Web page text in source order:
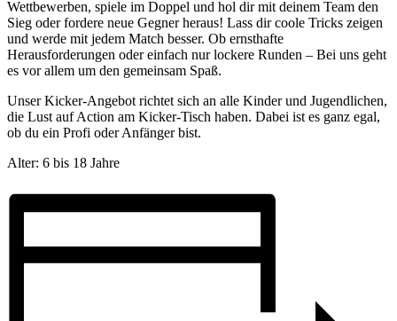
Wettbewerben, spiele im Doppel und hol dir mit deinem Team den
Sieg oder fordere neue Gegner heraus! Lass dir coole Tricks zeigen
und werde mit jedem Match besser. Ob ernsthafte
Herausforderungen oder einfach nur lockere Runden – Bei uns geht
es vor allem um den gemeinsam Spaß.
Unser Kicker-Angebot richtet sich an alle Kinder und Jugendlichen,
die Lust auf Action am Kicker-Tisch haben. Dabei ist es ganz egal,
ob du ein Profi oder Anfänger bist.
Alter: 6 bis 18 Jahre